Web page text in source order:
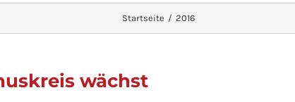
Startseite 2016
wächst